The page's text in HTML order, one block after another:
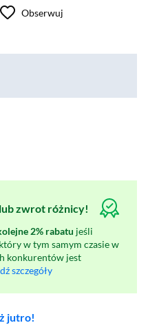
Obserwuj
zwrot różnicy!
2% rabatu jeśli
w tym samym czasie w
konkurentów jest
szczegóły
jutro!